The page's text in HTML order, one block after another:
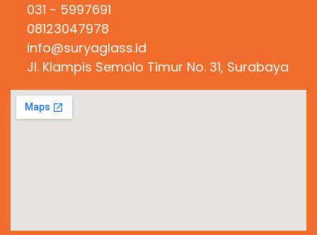
031 - 5997691
08123047978
info@suryaglass.id
Jl. Klampis Semolo Timur No. 31, Surabaya